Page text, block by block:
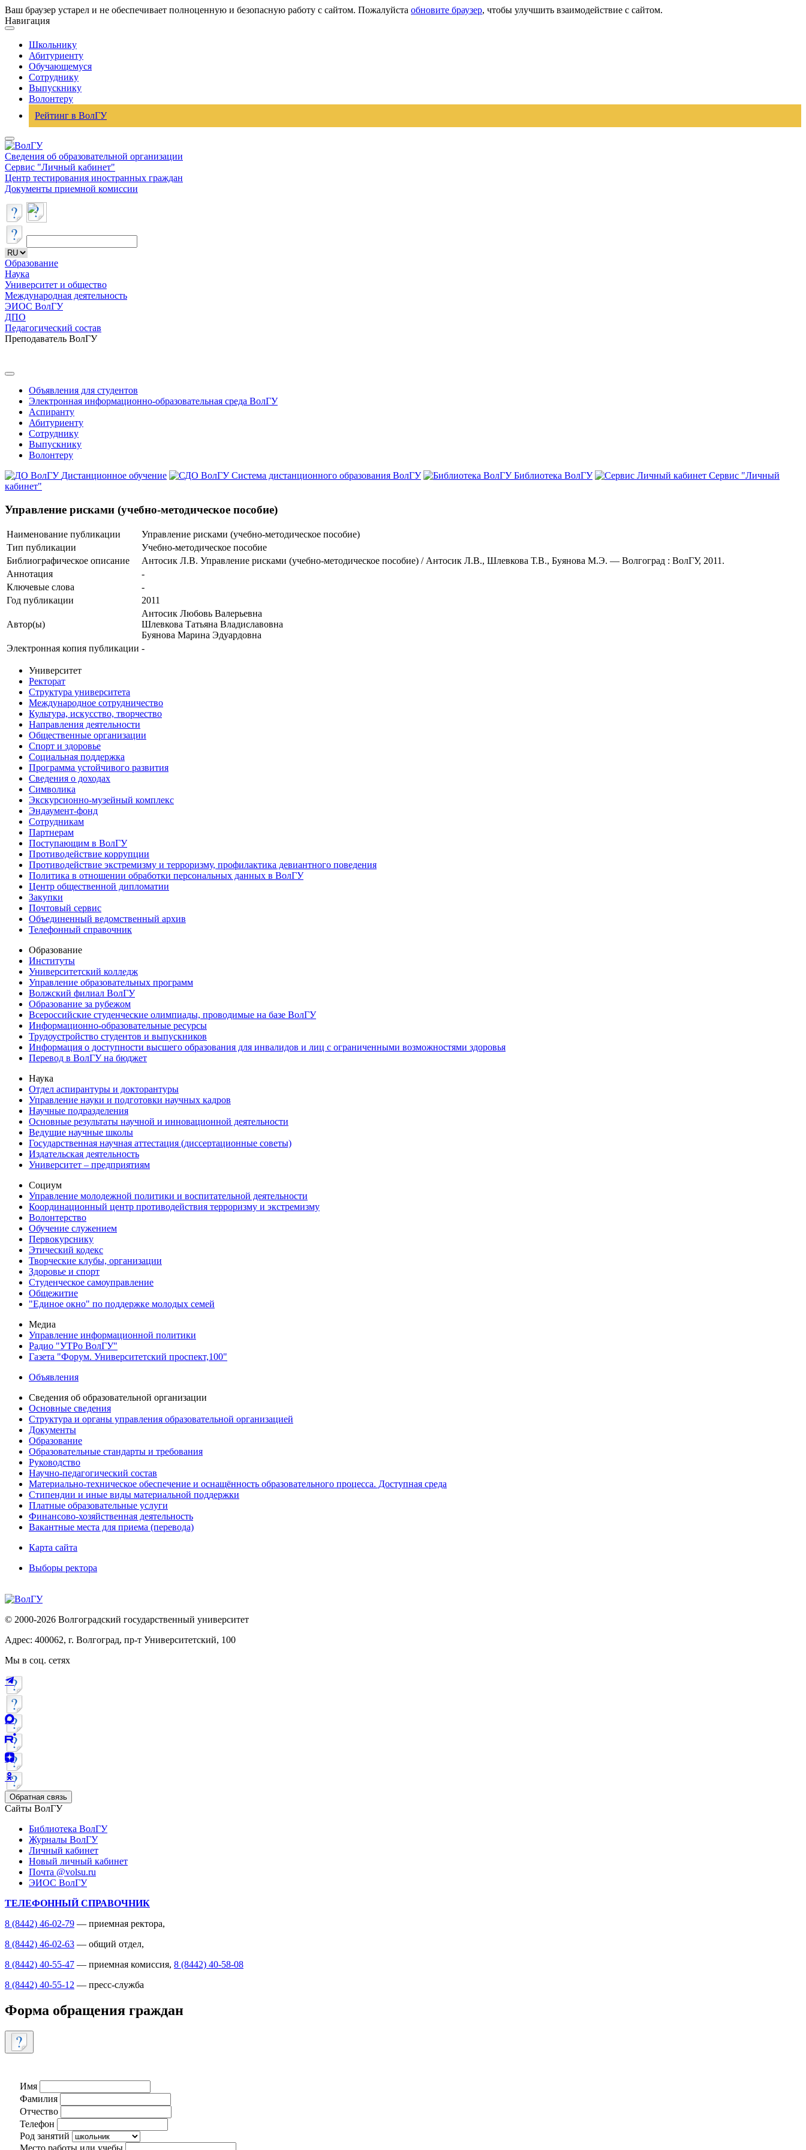
Ваш браузер устарел и не обеспечивает полноценную и безопасную работу с сайтом. Пожалуйста обновите браузер, чтобы улучшить взаимодействие с сайтом.
Навигация
Школьнику
Абитуриенту
Обучающемуся
Сотруднику
Выпускнику
Волонтеру
Рейтинг в ВолГУ
Сведения об образовательной организации
Сервис "Личный кабинет"
Центр тестирования иностранных граждан
Документы приемной комиссии
Образование
Наука
Университет и общество
Международная деятельность
ЭИОС ВолГУ
ДПО
Педагогический состав
Преподаватель ВолГУ
Объявления для студентов
Электронная информационно-образовательная среда ВолГУ
Аспиранту
Абитуриенту
Сотруднику
Выпускнику
Волонтеру
Дистанционное обучение
Система дистанционного образования ВолГУ Библиотека ВолГУ
Сервис "Личный
кабинет"
Управление рисками (учебно-методическое пособие)
Наименование публикации
Управление рисками (учебно-методическое пособие)
Тип публикации
Учебно-методическое пособие
Библиографическое описание
Антосик Л.В. Управление рисками (учебно-методическое пособие) / Антосик Л.В., Шлевкова Т.В., Буянова М.Э. — Волгоград : ВолГУ, 2011.
Аннотация
-
Ключевые cлова
-
Год публикации
2011
Автор(ы)
Антосик Любовь Валерьевна
Шлевкова Татьяна Владиславовна
Буянова Марина Эдуардовна
Электронная копия публикации -
Университет
Ректорат
Структура университета
Международное сотрудничество
Культура, искусство, творчество
Направления деятельности
Общественные организации
Спорт и здоровье
Социальная поддержка
Программа устойчивого развития
Сведения о доходах
Символика
Экскурсионно-музейный комплекс
Эндаумент-фонд
Сотрудникам
Партнерам
Поступающим в ВолГУ
Противодействие коррупции
Противодействие экстремизму и терроризму, профилактика девиантного поведения
Политика в отношении обработки персональных данных в ВолГУ
Центр общественной дипломатии
Закупки
Почтовый сервис
Объединенный ведомственный архив
Телефонный справочник
Образование
Институты
Университетский колледж
Управление образовательных программ
Волжский филиал ВолГУ
Образование за рубежом
Всероссийские студенческие олимпиады, проводимые на базе ВолГУ
Информационно-образовательные ресурсы
Трудоустройство студентов и выпускников
Информация о доступности высшего образования для инвалидов и лиц с ограниченными возможностями здоровья
Перевод в ВолГУ на бюджет
Наука
Отдел аспирантуры и докторантуры
Управление науки и подготовки научных кадров
Научные подразделения
Основные результаты научной и инновационной деятельности
Ведущие научные школы
Государственная научная аттестация (диссертационные советы)
Издательская деятельность
Университет – предприятиям
Социум
Управление молодежной политики и воспитательной деятельности
Координационный центр противодействия терроризму и экстремизму
Волонтерство
Обучение служением
Первокурснику
Этический кодекс
Творческие клубы, организации
Здоровье и спорт
Студенческое самоуправление
Общежитие
"Единое окно" по поддержке молодых семей
Медиа
Управление информационной политики
Радио "УТРо ВолГУ"
Газета "Форум. Университетский проспект,100"
Объявления
Сведения об образовательной организации
Основные сведения
Структура и органы управления образовательной организацией
Документы
Образование
Образовательные стандарты и требования
Руководство
Научно-педагогический состав
Материально-техническое обеспечение и оснащённость образовательного процесса. Доступная среда
Стипендии и иные виды материальной поддержки
Платные образовательные услуги
Финансово-хозяйственная деятельность
Вакантные места для приема (перевода)
Карта сайта
Выборы ректора
© 2000-2026 Волгоградский государственный университет
Адрес: 400062, г. Волгоград, пр-т Университетский, 100
Мы в соц. сетях
Обратная связь
Сайты ВолГУ
Библиотека ВолГУ
Журналы ВолГУ
Личный кабинет
Новый личный кабинет
Почта @volsu.ru
ЭИОС ВолГУ
ТЕЛЕФОННЫЙ СПРАВОЧНИК
8 (8442) 46-02-79 — приемная ректора,
8 (8442) 46-02-63 — общий отдел,
8 (8442) 40-55-47 — приемная комиссия, 8 (8442) 40-58-08
8 (8442) 40-55-12 — пресс-служба
Форма обращения граждан
Имя
Фамилия
Отчество
Телефон
Род занятий